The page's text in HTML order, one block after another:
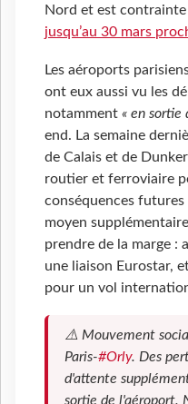
Nord et est contrainte
jusqu’au 30 mars
Les aéroports
ont eux aussi vu les
notamment « en sortie
end. La semaine
de Calais et de
routier et ferroviaire
conséquences
moyen
prendre de la marge :
une liaison Eurostar,
pour un vol
⚠️ Mouvement
Paris-#Orly. Des
d'attente
sortie de l'aéroport.